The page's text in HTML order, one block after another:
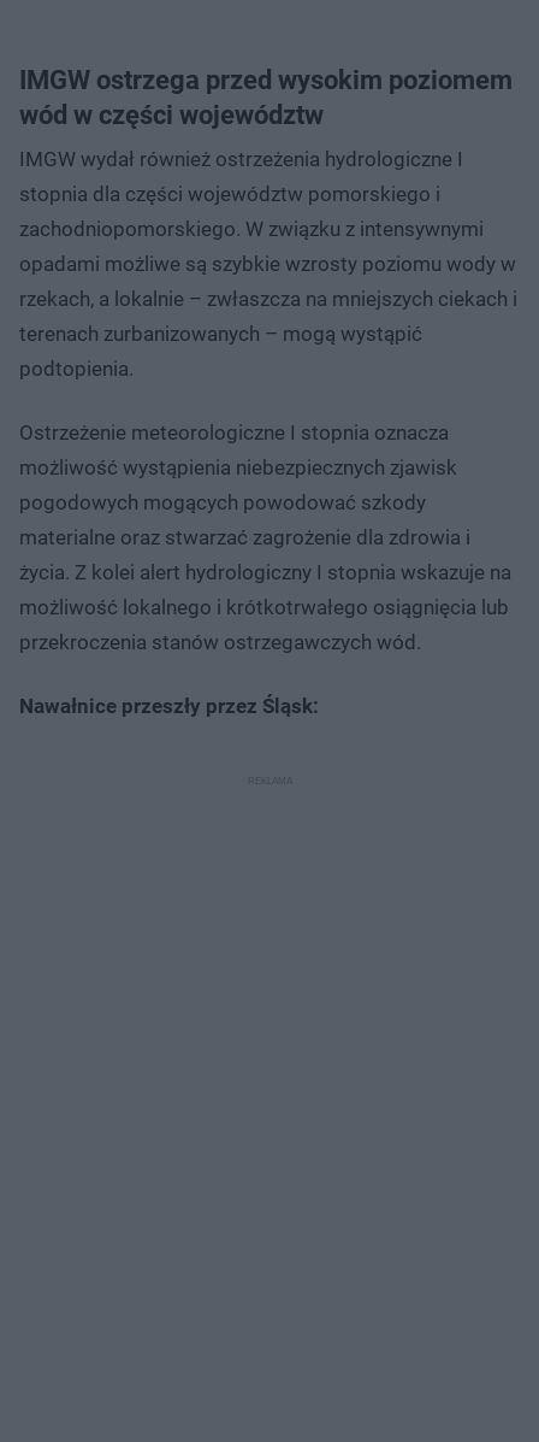
IMGW ostrzega przed wysokim poziomem
wód w części województw
IMGW wydał również ostrzeżenia hydrologiczne I
stopnia dla części województw pomorskiego i
zachodniopomorskiego. W związku z intensywnymi
opadami możliwe są szybkie wzrosty poziomu wody w
rzekach, a lokalnie – zwłaszcza na mniejszych ciekach i
terenach zurbanizowanych – mogą wystąpić
podtopienia.
Ostrzeżenie meteorologiczne I stopnia oznacza
możliwość wystąpienia niebezpiecznych zjawisk
pogodowych mogących powodować szkody
materialne oraz stwarzać zagrożenie dla zdrowia i
życia. Z kolei alert hydrologiczny I stopnia wskazuje na
możliwość lokalnego i krótkotrwałego osiągnięcia lub
przekroczenia stanów ostrzegawczych wód.
Nawałnice przeszły przez Śląsk: